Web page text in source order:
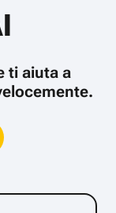
ti aiuta a